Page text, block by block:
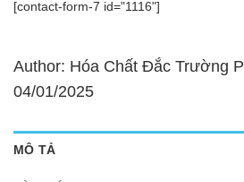
[contact-form-7 id="1116"]
Author: Hóa Chất Đắc Trường
04/01/2025
MÔ TẢ